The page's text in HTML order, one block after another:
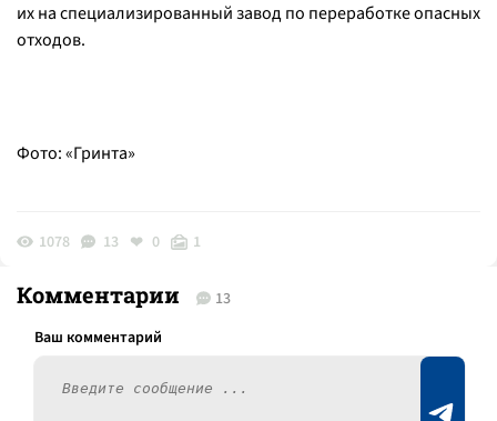
их на специализированный завод по переработке опасных
отходов.
Фото: «Гринта»
1078 13 0 1
Комментарии 13